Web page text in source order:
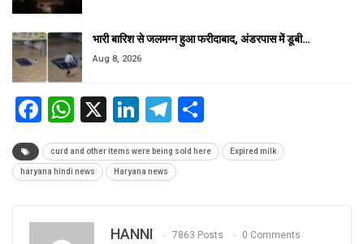
भारी बारिश से जलमग्न हुआ फरीदाबाद, अंडरपास में डूबी…
Aug 8, 2026
Facebook
WhatsApp
X LinkedIn
Telegram
curd and other items were being sold here Expired milk
haryana hindi news Haryana news
HANNI 7863 Posts 0 Comments